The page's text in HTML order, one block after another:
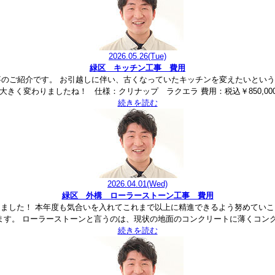
2026.05.26(Tue)
緑区 キッチン工事 費用
ご紹介です。 お引越しに伴い、古くなっていたキッチンを変えたい
きく変わりましたね！ 仕様：クリナップ ラクエラ 費用：税込￥
続きを読む
2026.04.01(Wed)
緑区 外構 ローラーストーン工事 費用
た！ 本年度も気合いを入れてこれまで以上に精進できるよう努めて
。 ローラーストーンと言うのは、現状の地面のコンクリートに薄くコ
続きを読む